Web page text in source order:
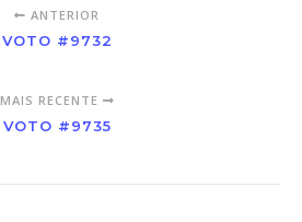
ANTERIOR
VOTO #9732
MAIS RECENTE
VOTO #9735